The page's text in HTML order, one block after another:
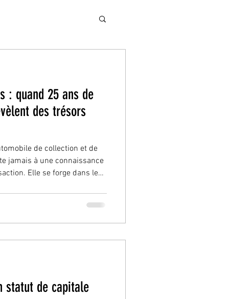
: quand 25 ans de
des trésors
de collection et de
jamais à une connaissance
Elle se forge dans le
fidèles — parfois
une source inestimable
de capitale